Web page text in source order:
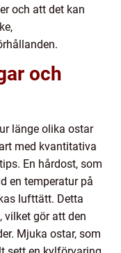
och att det kan
och
länge olika ostar
med kvantitativa
En hårdost, som
en temperatur på
lufttätt. Detta
vilket gör att den
Mjuka ostar, som